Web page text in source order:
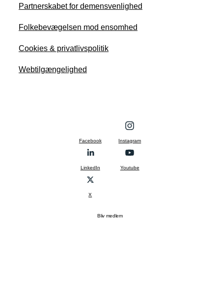
Partnerskabet for demensvenlighed
Folkebevægelsen mod ensomhed
Cookies & privatlivspolitik
Webtilgængelighed
Facebook Instagram
LinkedIn Youtube
X
Bliv medlem